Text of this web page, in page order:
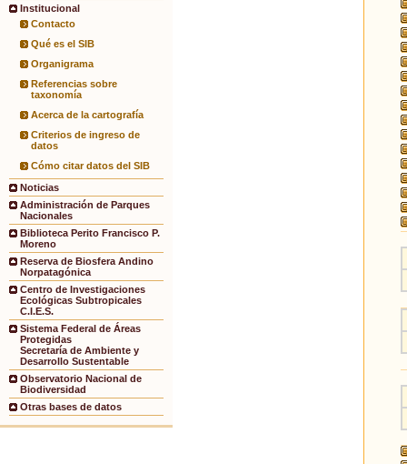
Institucional
Contacto
Qué es el SIB
Organigrama
Referencias sobre
taxonomía
Acerca de la cartografía
Criterios de ingreso de
datos
Cómo citar datos del SIB
Noticias
Administración de Parques
Nacionales
Biblioteca Perito Francisco P.
Moreno
Reserva de Biosfera Andino
Norpatagónica
Centro de Investigaciones
Ecológicas Subtropicales
C.I.E.S.
Sistema Federal de Áreas
Protegidas
Secretaría de Ambiente y
Desarrollo Sustentable
Observatorio Nacional de
Biodiversidad
Otras bases de datos